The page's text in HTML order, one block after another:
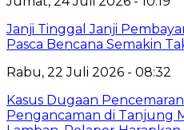
Janji Tinggal Janji
Pasca Bencana Semakin
Rabu, 22 Juli 2026 - 08:32
Kasus Dugaan
Pengancaman di Tanjung